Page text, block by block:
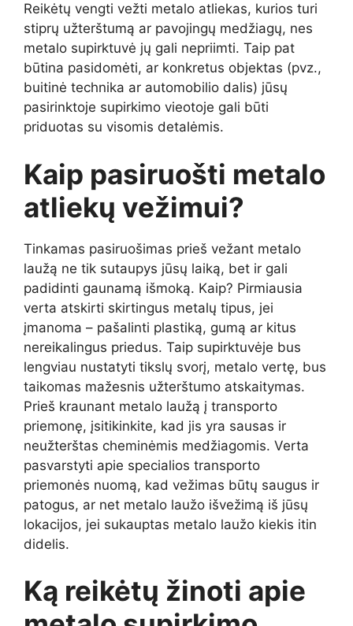
Reikėtų vengti vežti metalo atliekas, kurios turi
stiprų užterštumą ar pavojingų medžiagų, nes
metalo supirktuvė jų gali nepriimti. Taip pat
būtina pasidomėti, ar konkretus objektas (pvz.,
buitinė technika ar automobilio dalis) jūsų
pasirinktoje supirkimo vieotoje gali būti
priduotas su visomis detalėmis.
Kaip pasiruošti metalo
atliekų vežimui?
Tinkamas pasiruošimas prieš vežant metalo
laužą ne tik sutaupys jūsų laiką, bet ir gali
padidinti gaunamą išmoką. Kaip? Pirmiausia
verta atskirti skirtingus metalų tipus, jei
įmanoma – pašalinti plastiką, gumą ar kitus
nereikalingus priedus. Taip supirktuvėje bus
lengviau nustatyti tikslų svorį, metalo vertę, bus
taikomas mažesnis užterštumo atskaitymas.
Prieš kraunant metalo laužą į transporto
priemonę, įsitikinkite, kad jis yra sausas ir
neužterštas cheminėmis medžiagomis. Verta
pasvarstyti apie specialios transporto
priemonės nuomą, kad vežimas būtų saugus ir
patogus, ar net metalo laužo išvežimą iš jūsų
lokacijos, jei sukauptas metalo laužo kiekis itin
didelis.
Ką reikėtų žinoti apie